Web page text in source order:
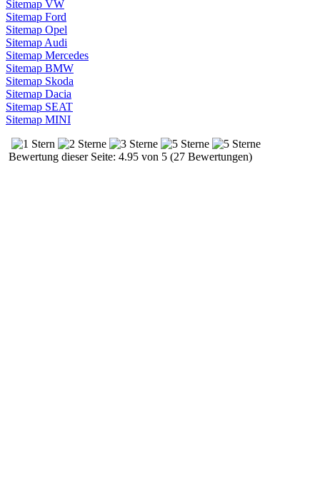
Sitemap VW
Sitemap Ford
Sitemap Opel
Sitemap Audi
Sitemap Mercedes
Sitemap BMW
Sitemap Skoda
Sitemap Dacia
Sitemap SEAT
Sitemap MINI
Bewertung dieser Seite: 4.95 von 5 (27 Bewertungen)